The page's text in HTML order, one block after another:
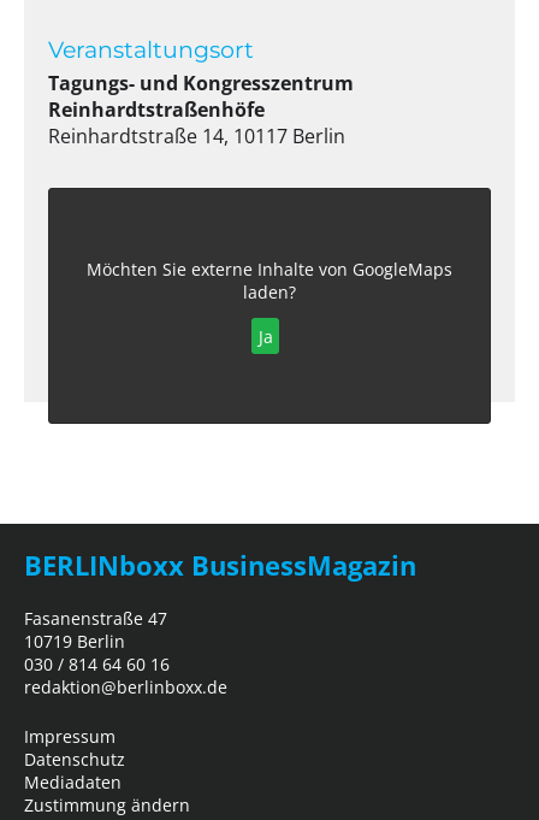
Veranstaltungsort
Tagungs- und Kongresszentrum
Reinhardtstraßenhöfe
Reinhardtstraße 14, 10117 Berlin
Möchten Sie externe Inhalte von GoogleMaps
laden?
Ja
BERLINboxx BusinessMagazin
Fasanenstraße 47
10719 Berlin
030 / 814 64 60 16
redaktion@berlinboxx.de
Impressum
Datenschutz
Mediadaten
Zustimmung ändern